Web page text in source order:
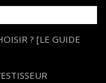
? [LE GUIDE